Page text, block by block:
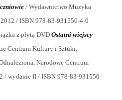
/ Wydawnictwo Muzyka
/ ISBN 978-83-931550-4-0
z płytą DVD Ostatni wiejscy
Centrum Kultury i Sztuki,
Narodowe Centrum
/ wydanie II / ISBN 978-83-931550-